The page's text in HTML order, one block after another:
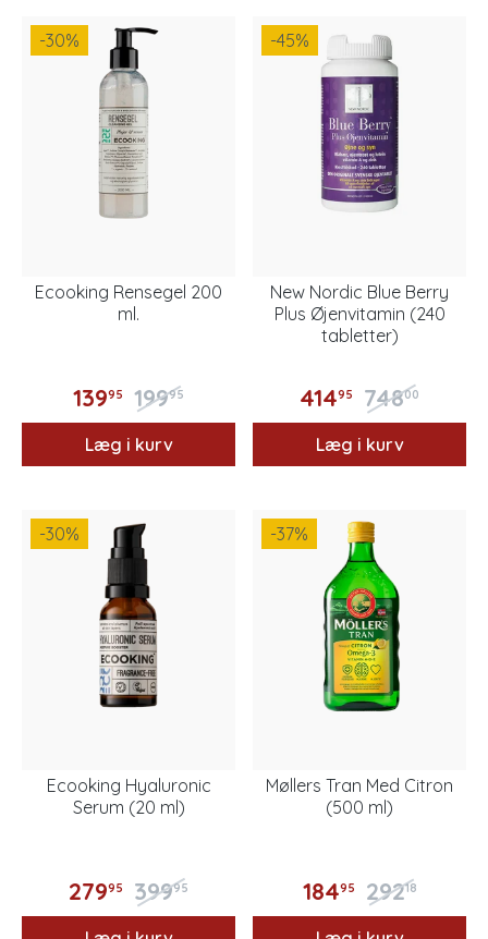
-30%
Ecooking Rensegel 200
ml.
13995 19995
Læg i kurv
-45%
New Nordic Blue Berry
Plus Øjenvitamin (240
tabletter)
41495 74800
Læg i kurv
-30%
Ecooking Hyaluronic
Serum (20 ml)
27995 39995
-37%
Møllers Tran Med Citron
(500 ml)
18495 29218